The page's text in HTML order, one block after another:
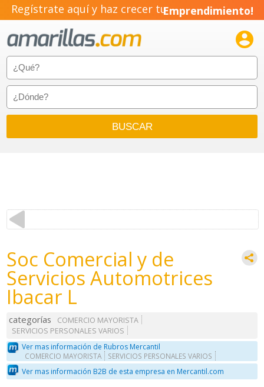
Regístrate aquí y haz crecer tuEmprendimiento!

Soc Comercial y de
Servicios Automotrices
Ibacar L
categorías
COMERCIO MAYORISTA
SERVICIOS PERSONALES VARIOS
Ver mas información de Rubros Mercantil
COMERCIO MAYORISTA SERVICIOS PERSONALES VARIOS
Ver mas información B2B de esta empresa en Mercantil.com